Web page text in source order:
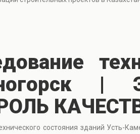
|
состояния зданий Усть-